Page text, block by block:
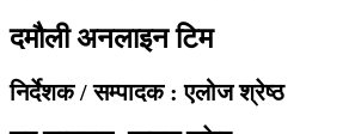
दमौली अनलाइन टिम
निर्देशक / सम्पादक : एलोज श्रेष्ठ